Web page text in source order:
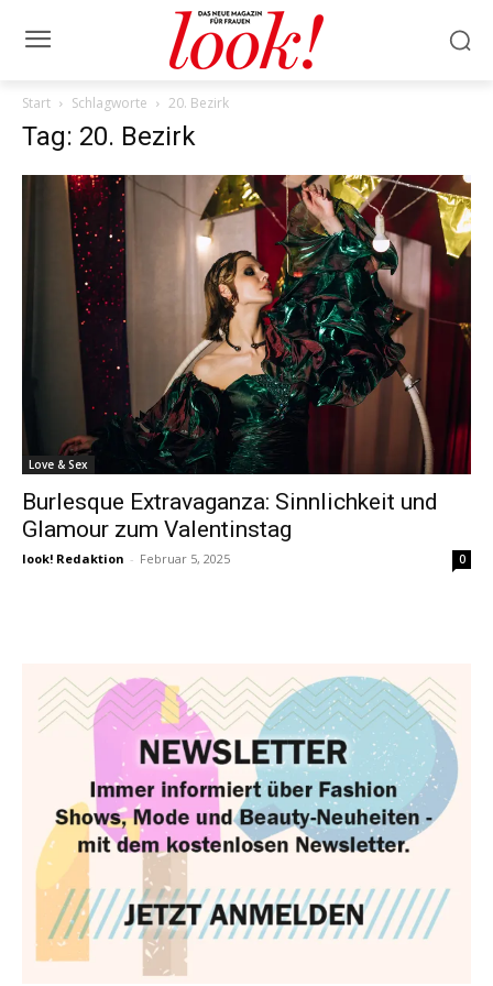
Start Schlagworte 20. Bezirk
Tag: 20. Bezirk
Love & Sex
Burlesque Extravaganza: Sinnlichkeit und
Glamour zum Valentinstag
look! Redaktion - Februar 5, 2025 0